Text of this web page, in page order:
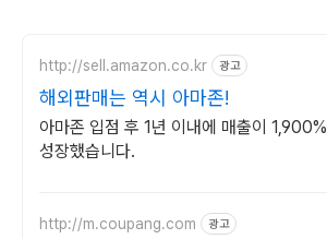
http://sell.amazon.co.kr 광고
해외판매는 역시 아마존!
아마존 입점 후 1년 이내에 매출이 1,900%
성장했습니다.
http://m.coupang.com 광고